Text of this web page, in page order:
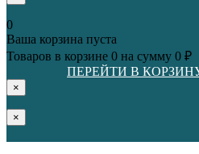
0
Ваша корзина пуста
Товаров в корзине 0 на сумму 0 ₽
ПЕРЕЙТИ В
×
×